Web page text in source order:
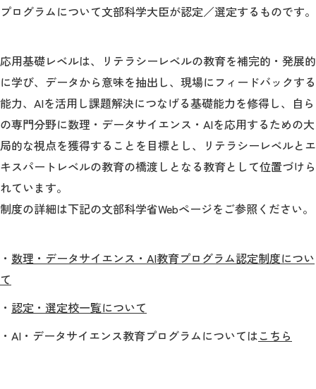
プログラムについて文部科学大臣が認定／選定するものです。
応用基礎レベルは、リテラシーレベルの教育を補完的・発展的
に学び、データから意味を抽出し、現場にフィードバックする
能力、AIを活用し課題解決につなげる基礎能力を修得し、自ら
の専門分野に数理・データサイエンス・AIを応用するための大
局的な視点を獲得することを目標とし、リテラシーレベルとエ
キスパートレベルの教育の橋渡しとなる教育として位置づけら
れています。
制度の詳細は下記の文部科学省Webページをご参照ください。
・ 数理・データサイエンス・AI教育プログラム認定制度につい
て
・ 認定・選定校一覧について
・AI・データサイエンス教育プログラムについてはこちら